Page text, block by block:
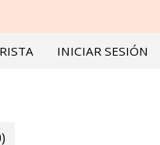
INICIAR SESIÓN
)